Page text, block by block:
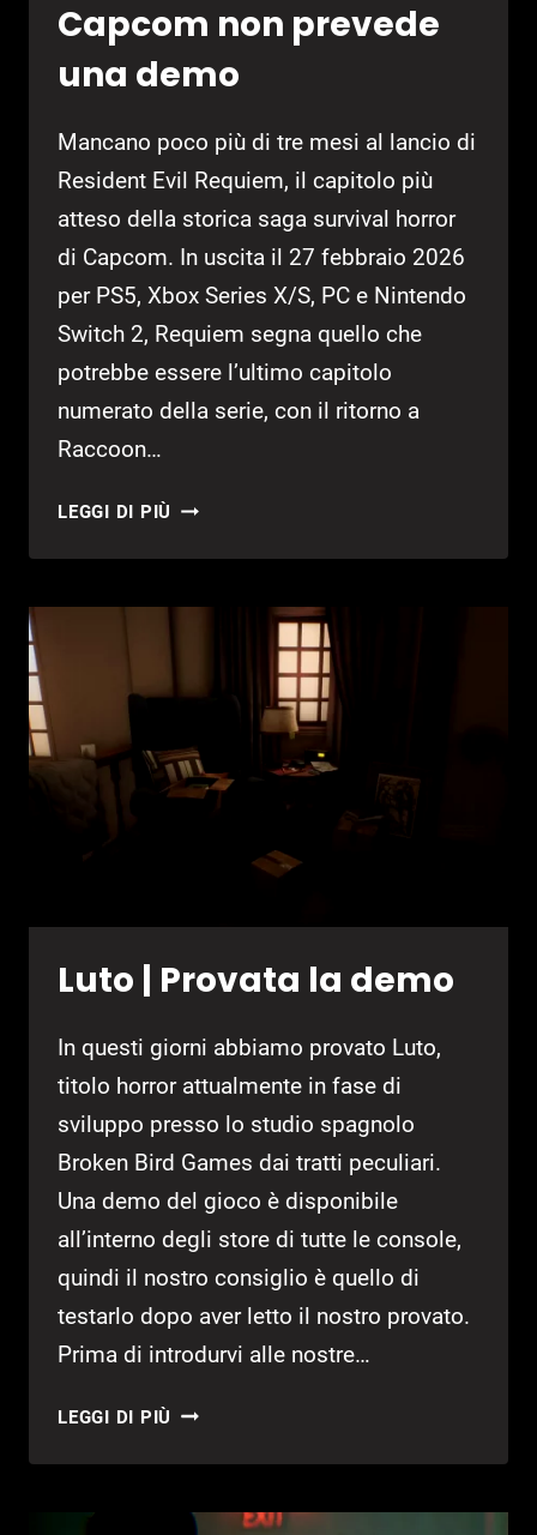
Capcom non prevede
una demo
Mancano poco più di tre mesi al lancio di
Resident Evil Requiem, il capitolo più
atteso della storica saga survival horror
di Capcom. In uscita il 27 febbraio 2026
per PS5, Xbox Series X/S, PC e Nintendo
Switch 2, Requiem segna quello che
potrebbe essere l’ultimo capitolo
numerato della serie, con il ritorno a
Raccoon…
LEGGI DI PIÙ RESIDENT
REQUIEM,
Luto | Provata la demo
In questi giorni abbiamo provato Luto,
titolo horror attualmente in fase di
sviluppo presso lo studio spagnolo
Broken Bird Games dai tratti peculiari.
Una demo del gioco è disponibile
all’interno degli store di tutte le console,
quindi il nostro consiglio è quello di
testarlo dopo aver letto il nostro provato.
Prima di introdurvi alle nostre…
LEGGI DI PIÙ LUTO
PROVATA